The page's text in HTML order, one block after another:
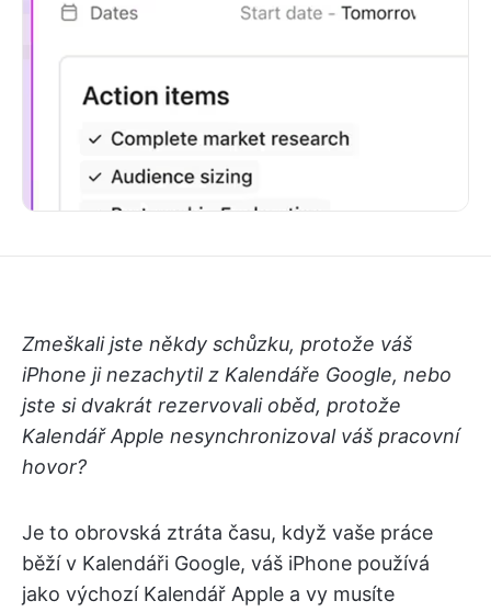
Zmeškali jste někdy schůzku, protože váš
iPhone ji nezachytil z Kalendáře Google, nebo
jste si dvakrát rezervovali oběd, protože
Kalendář Apple nesynchronizoval váš pracovní
hovor?
Je to obrovská ztráta času, když vaše práce
běží v Kalendáři Google, váš iPhone používá
jako výchozí Kalendář Apple a vy musíte